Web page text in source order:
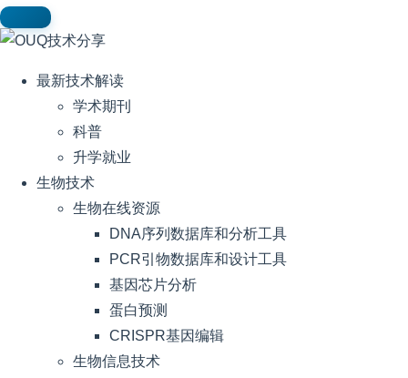
最新技术解读
学术期刊
科普
升学就业
生物技术
生物在线资源
DNA序列数据库和分析工具
PCR引物数据库和设计工具
基因芯片分析
蛋白预测
CRISPR基因编辑
生物信息技术